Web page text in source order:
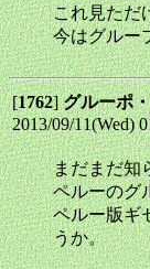
これ見ただ
今はグルー
[1762]グルーポ
2013/09/11(Wed)
まだまだ知
ペルーのグ
ペルー版ギ
うか。